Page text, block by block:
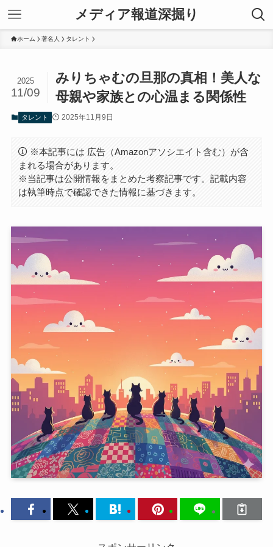
メディア報道深掘り
ホーム 著名人 タレント
みりちゃむの旦那の真相！美人な
母親や家族との心温まる関係性
2025
11/09
タレント 2025年11月9日
※本記事には 広告（Amazonアソシエイト含む）が含
まれる場合があります。
※当記事は公開情報をまとめた考察記事です。記載内容
は執筆時点で確認できた情報に基づきます。